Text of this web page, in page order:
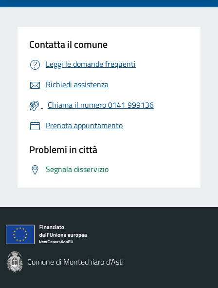
Contatta il comune
Leggi le domande frequenti
Richiedi assistenza
Chiama il numero 0141 999136
Prenota appuntamento
Problemi in città
Segnala disservizio
Comune di Montechiaro d'Asti